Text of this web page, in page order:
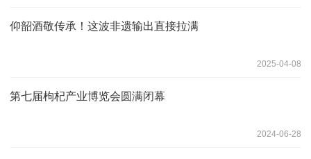
仰韶酒敬传承！这波非遗输出直接拉满
2025-04-08
第七届枸杞产业博览会圆满闭幕
2024-06-28